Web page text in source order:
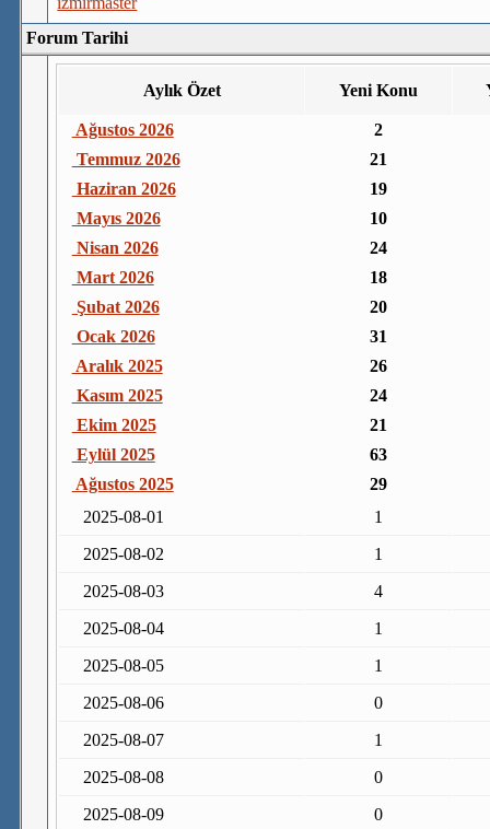
Forum Tarihi
Aylık Özet Yeni Konu
Ağustos 2026
2
Temmuz 2026
21
Haziran 2026
19
Mayıs 2026
10
Nisan 2026
24
Mart 2026
18
Şubat 2026
20
Ocak 2026
31
Aralık 2025
26
Kasım 2025
24
Ekim 2025
21
Eylül 2025
63
Ağustos 2025
29
2025-08-01
1
2025-08-02
1
2025-08-03
4
2025-08-04
1
2025-08-05
1
2025-08-06
0
2025-08-07
1
2025-08-08
0
2025-08-09
0